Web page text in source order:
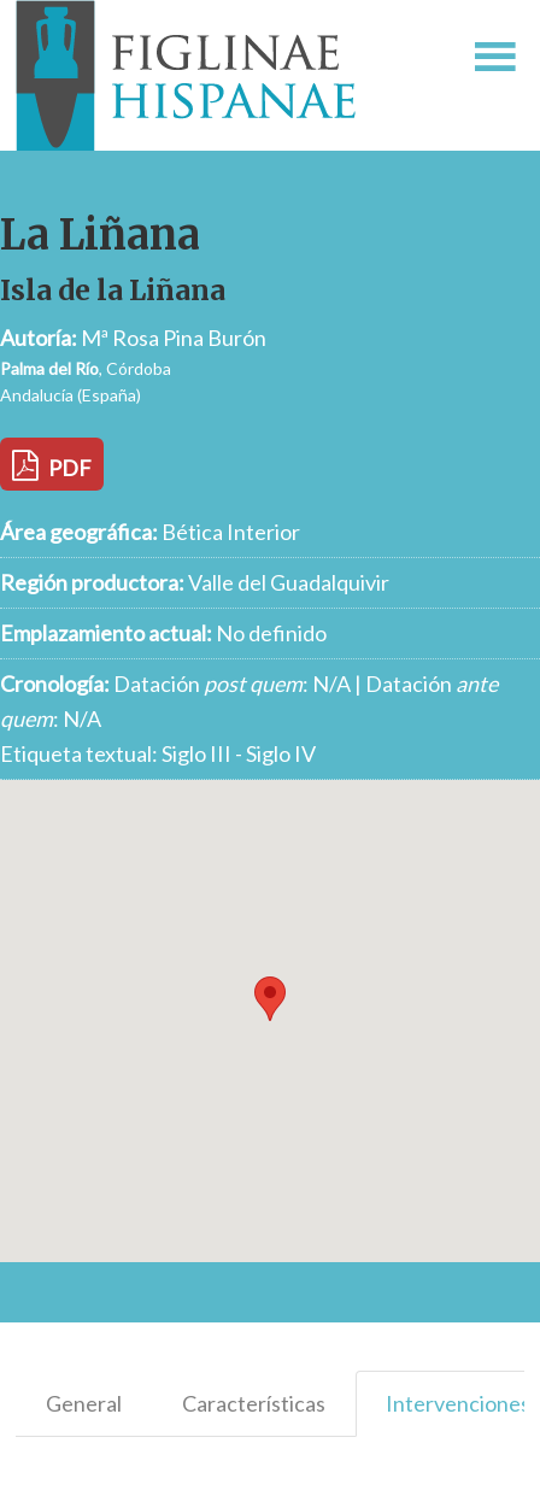
La Liñana
Isla de la Liñana
Autoría: Mª Rosa Pina Burón
Palma del Río, Córdoba
Andalucía (España)
PDF
Área geográfica: Bética Interior
Región productora:Valle del Guadalquivir
Emplazamiento actual: No definido
Cronología: Datación post quem: N/A | Datación ante
quem: N/A
Etiqueta textual: Siglo III - Siglo IV
General Características Intervenciones